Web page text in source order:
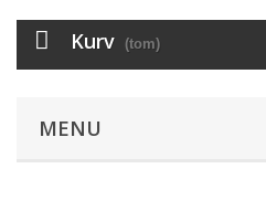
Kurv (tom)
MENU